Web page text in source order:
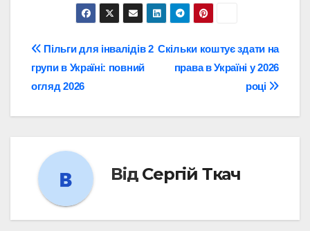
Навігація
записів
Скільки коштує здати на
права в Україні у 2026
році
Пільги для інвалідів 2
групи в Україні: повний
огляд 2026
Від Сергій Ткач